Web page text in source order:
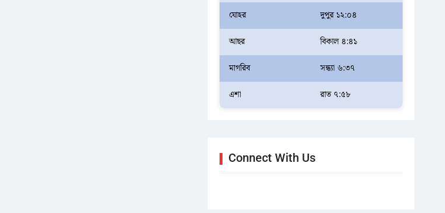
যোহর দুপুর ১২:০৪
আছর বিকাল ৪:৪১
মাগরিব সন্ধ্যা ৬:৩৭
এশা রাত ৭:৫৮
Connect With Us